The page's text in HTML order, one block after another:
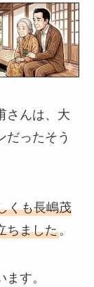
さんは、大
だったそう
くも長嶋茂
ちました。
す。